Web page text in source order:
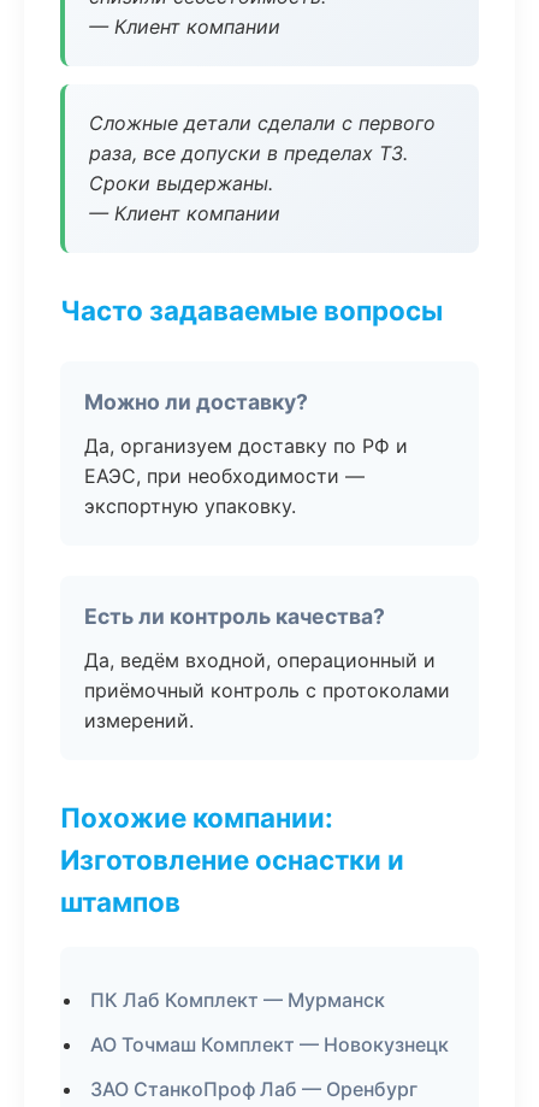
— Клиент компании
Сложные детали сделали с первого
раза, все допуски в пределах ТЗ.
Сроки выдержаны.
— Клиент компании
Часто задаваемые вопросы
Можно ли доставку?
Да, организуем доставку по РФ и
ЕАЭС, при необходимости —
экспортную упаковку.
Есть ли контроль качества?
Да, ведём входной, операционный и
приёмочный контроль с протоколами
измерений.
Похожие компании:
Изготовление оснастки и
штампов
ПК Лаб Комплект — Мурманск
АО Точмаш Комплект — Новокузнецк
ЗАО СтанкоПроф Лаб — Оренбург